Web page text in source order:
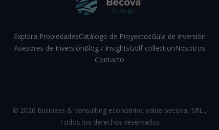
Explora PropiedadesCatálogo de ProyectosGuía de inversión
Asesores de InversiónBlog / InsightsGolf collectionNosotros
Contacto
© 2026 business & consulting econominc value becova, SRL.,
Todos los derechos reservados